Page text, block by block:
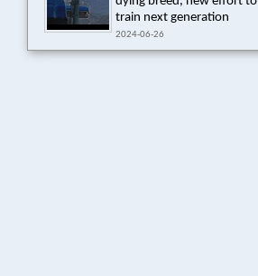
train next generation
2024-06-26